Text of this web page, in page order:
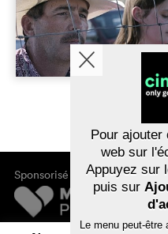
Sponsorisé par
Pour ajouter
web sur
Appuyez sur
puis sur
Le menu peut-être